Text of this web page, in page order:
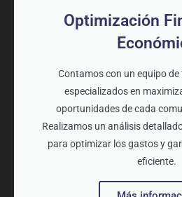
Optimización
Contamos con un equipo
especializados en
oportunidades de cada
Realizamos un análisis
para optimizar los gastos y
eficiente.